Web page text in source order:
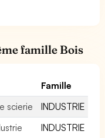
famille Bois
Famille
scierie
INDUSTRIE
INDUSTRIE